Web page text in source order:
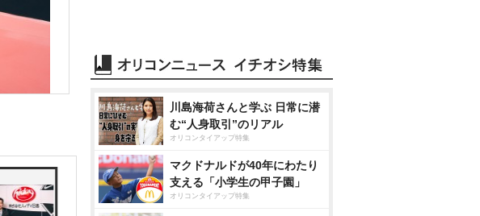
川島海荷さんと学ぶ 日常に潜
む“人身取引”のリアル
オリコンタイアップ特集
マクドナルドが40年にわたり
支える「小学生の甲子園」
オリコンタイアップ特集